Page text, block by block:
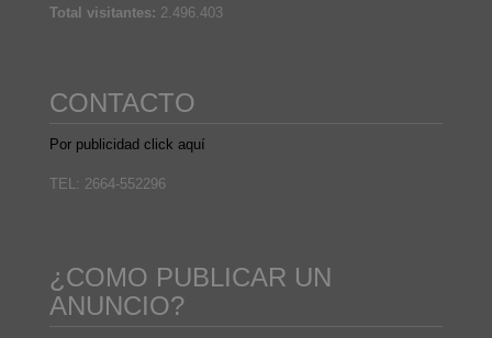
Total visitantes: 2.496.403
CONTACTO
Por publicidad click aquí
TEL: 2664-552296
¿COMO PUBLICAR UN
ANUNCIO?